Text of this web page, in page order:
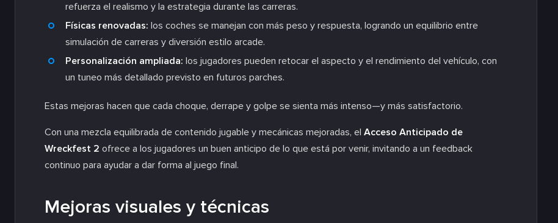
refuerza el realismo y la estrategia durante las carreras.
Físicas renovadas: los coches se manejan con más peso y respuesta, logrando un equilibrio entre
simulación de carreras y diversión estilo arcade.
Personalización ampliada: los jugadores pueden retocar el aspecto y el rendimiento del vehículo, con
un tuneo más detallado previsto en futuros parches.
Estas mejoras hacen que cada choque, derrape y golpe se sienta más intenso—y más satisfactorio.
Con una mezcla equilibrada de contenido jugable y mecánicas mejoradas, el Acceso Anticipado de
Wreckfest 2 ofrece a los jugadores un buen anticipo de lo que está por venir, invitando a un feedback
continuo para ayudar a dar forma al juego final.
Mejoras visuales y técnicas